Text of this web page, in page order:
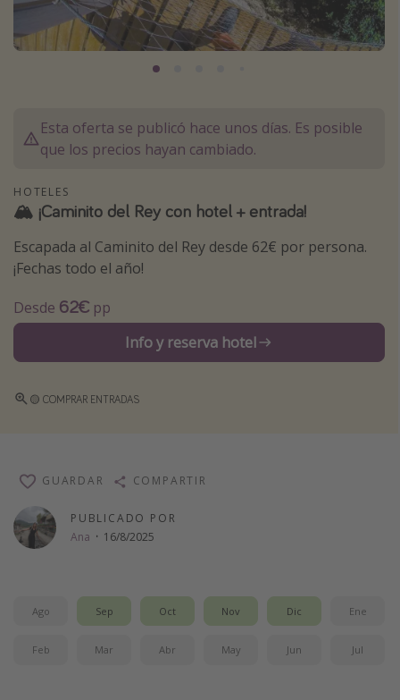
Marruecos
Islas Baleares
Maldivas
Inspiración para viajes
Camping
Glamping
Viajes en tren
Viajar sola como mujer
Ofertas para Vacaciones Activas
Viajes en familia
Escapadas románticas
Más temas
Cruceros por el Mediterráneo
Hoteles más hot de España
Guía de equipaje de mano
Esta oferta se publicó hace unos días. Es posible
que los precios hayan cambiado.
HOTELES
🏔 ¡Caminito del Rey con hotel + entrada!
Escapada al Caminito del Rey desde 62€ por persona.
¡Fechas todo el año!
Desde 62€ pp
Info y reserva hotel
🟡 COMPRAR ENTRADAS
PUBLICADO POR
Ana · 16/8/2025
GUARDAR COMPARTIR
Ago Sep Oct Nov Dic Ene
Feb Mar Abr May Jun Jul